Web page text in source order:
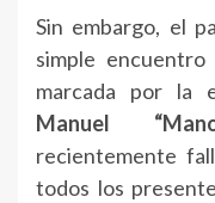
Sin embargo, el
simple
marcada por la
Manuel
recientemente
todos los